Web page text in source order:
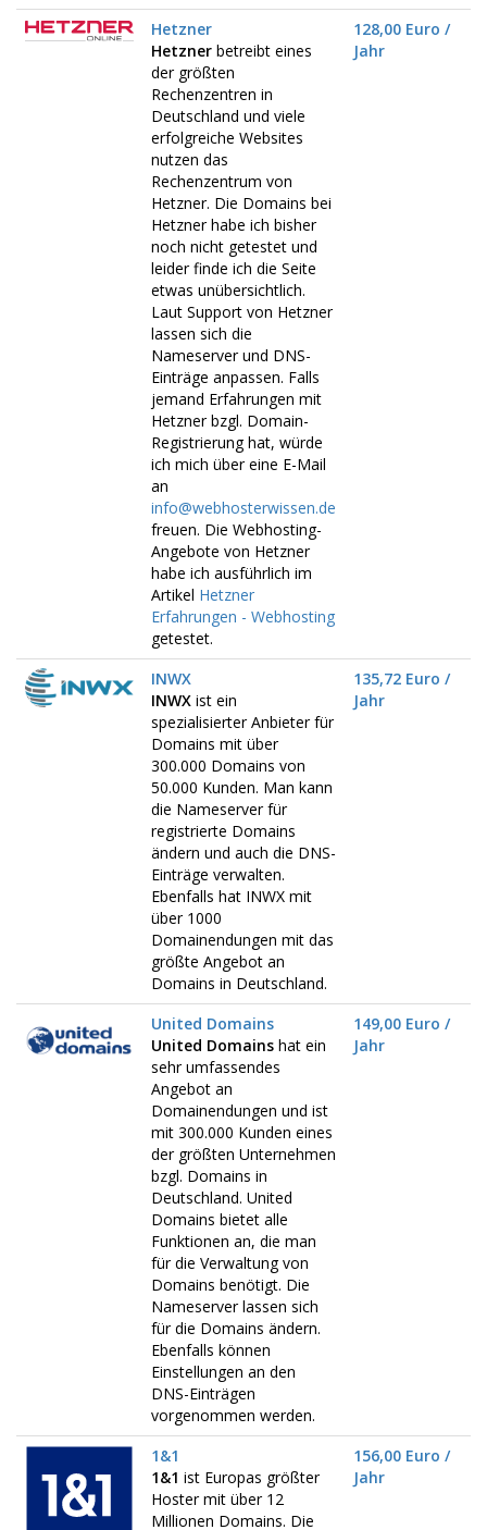
Hetzner
Hetzner betreibt eines
der größten
Rechenzentren in
Deutschland und viele
erfolgreiche Websites
nutzen das
Rechenzentrum von
Hetzner. Die Domains bei
Hetzner habe ich bisher
noch nicht getestet und
leider finde ich die Seite
etwas unübersichtlich.
Laut Support von Hetzner
lassen sich die
Nameserver und DNS-
Einträge anpassen. Falls
jemand Erfahrungen mit
Hetzner bzgl. Domain-
Registrierung hat, würde
ich mich über eine E-Mail
an
info@webhosterwissen.de
freuen. Die Webhosting-
Angebote von Hetzner
habe ich ausführlich im
Artikel Hetzner
Erfahrungen - Webhosting
getestet.
128,00 Euro /
Jahr
INWX
INWX ist ein
spezialisierter Anbieter für
Domains mit über
300.000 Domains von
50.000 Kunden. Man kann
die Nameserver für
registrierte Domains
ändern und auch die DNS-
Einträge verwalten.
Ebenfalls hat INWX mit
über 1000
Domainendungen mit das
größte Angebot an
Domains in Deutschland.
135,72 Euro /
Jahr
United Domains
United Domains hat ein
sehr umfassendes
Angebot an
Domainendungen und ist
mit 300.000 Kunden eines
der größten Unternehmen
bzgl. Domains in
Deutschland. United
Domains bietet alle
Funktionen an, die man
für die Verwaltung von
Domains benötigt. Die
Nameserver lassen sich
für die Domains ändern.
Ebenfalls können
Einstellungen an den
DNS-Einträgen
vorgenommen werden.
149,00 Euro /
Jahr
1&1
1&1 ist Europas größter
Hoster mit über 12
Millionen Domains. Die
156,00 Euro /
Jahr